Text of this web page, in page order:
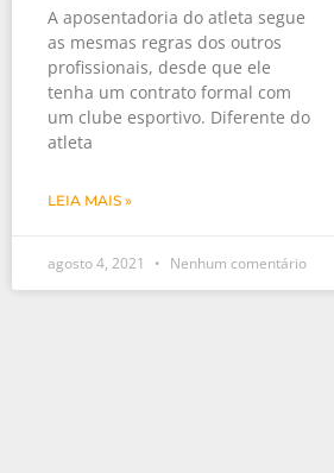
A aposentadoria do atleta segue
as mesmas regras dos outros
profissionais, desde que ele
tenha um contrato formal com
um clube esportivo. Diferente do
atleta
LEIA MAIS »
agosto 4, 2021 Nenhum comentário